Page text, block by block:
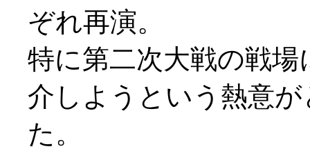
ぞれ再演。
特に第二次大戦の戦
介しようという熱意
た。